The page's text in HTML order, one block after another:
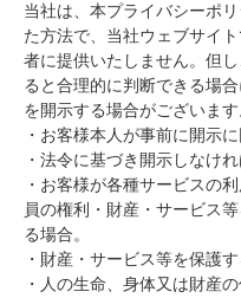
当社は、本プライバシーポ
た方法で、当社ウェブサイ
者に提供いたしません。但
ると合理的に判断できる場
を開示する場合がございます
・お客様本人が事前に開示に
・法令に基づき開示しなけ
・お客様が各種サービスの
員の権利・財産・サービス
る場合。
・財産・サービス等を保護
・人の生命、身体又は財産